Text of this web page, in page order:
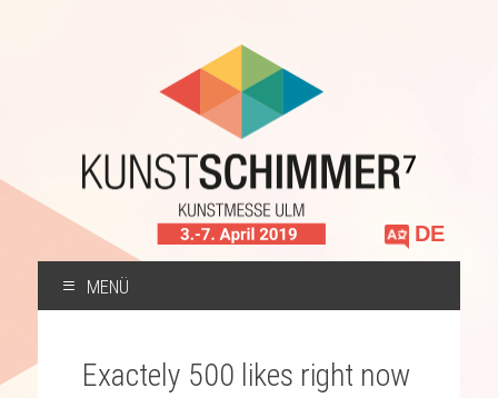
Sprache
auswählen
MENÜ
SPRINGEN
Exactely 500 likes right now